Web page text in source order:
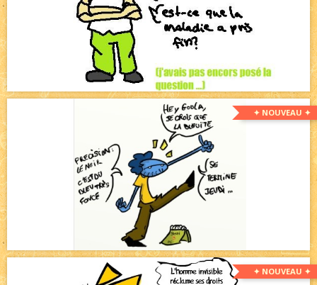
✦ NOUVEAU ✦
✦ NOUVEAU ✦